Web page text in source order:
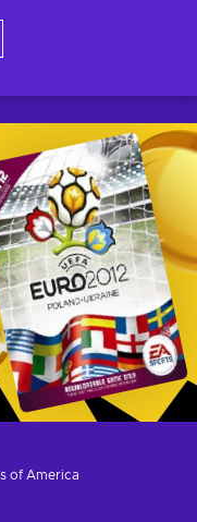
of America